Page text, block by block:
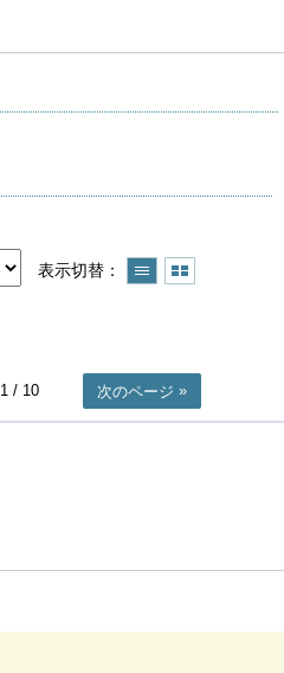
表示切替
1/ 10 次のページ